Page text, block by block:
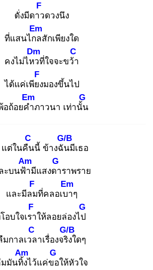
ดั่งมีดาว
F
ดวงนึง
ที่แสนไกล
Em
สักเพียงใด
คงไม่ไหว
Dm
ที่ใจจะขว้า
C
ได้แค่เพียง
F
มองขึ้นไป
อถ้อยคำ
Em
ภาวนา เท่านั้น
G
แต่ในคืน
C
นี้ ข้างฉัน
G/B
มีเธอ
ะบนฟ้า
Am
มีแสงดา
G
ราพราย
และมีลม
F
ที่คลอเบา
Em
ๆ
อบใจเรา
F
ให้ลอยล่องไป
G
มกาลเวล
C
าเรื่องจริง
G/B
ใดๆ
มันทิ้ง
Am
ไว้แค่ขอ
G
ให้หัวใจ